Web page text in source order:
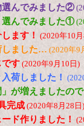
選んでみました②
選んでみました①
ます！ (2020年10
しました… (2020年9
です (2020年9月10日)
荷しました！
が増えましたの
完成 (2020年8月28日)
ド作りました！